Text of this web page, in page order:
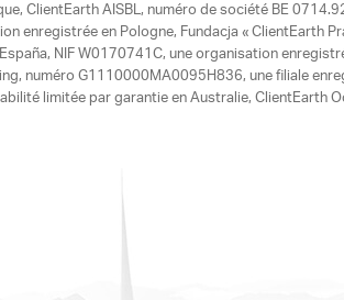
ClientEarth AISBL, numéro de société BE
enregistrée en Pologne, Fundacja « ClientEarth
NIF W0170741C, une organisation
numéro G1110000MA0095H836, une filiale
limitée par garantie en Australie, ClientEarth